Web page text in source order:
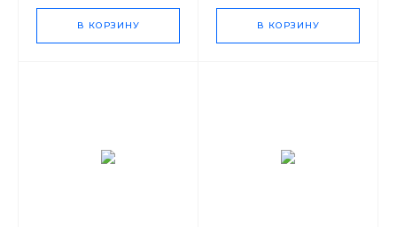
В КОРЗИНУ В КОРЗИНУ